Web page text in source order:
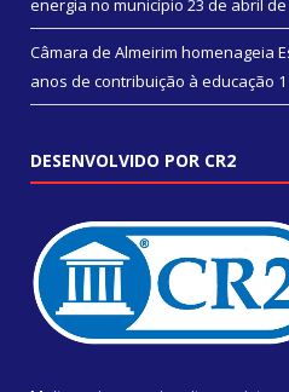
energia no município 23 de abril de
Câmara de Almeirim homenageia
anos de contribuição à educação
DESENVOLVIDO POR CR2